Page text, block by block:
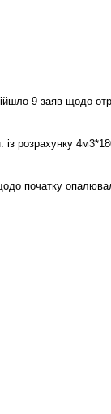
9 заяв щодо
початку